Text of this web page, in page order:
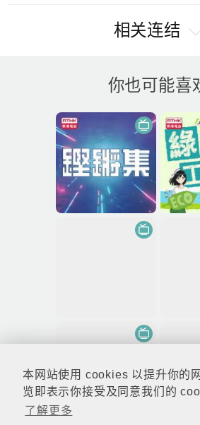
本网站使用 cookies 以提升你的
览即表示你接受及同意我们的
了解更多
相关连结
你也可能喜